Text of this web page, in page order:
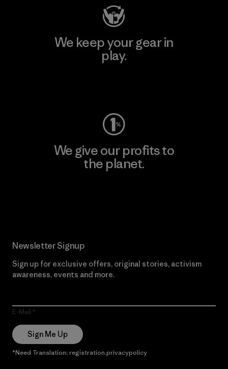
We keep your gear in
play.
We give our profits to
the planet.
Newsletter Signup
Sign up for exclusive offers, original stories, activism
awareness, events and more.
E-Mail
Sign Me Up
*Need Translation: registration.privacypolicy